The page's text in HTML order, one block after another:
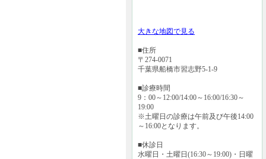
大きな地図で見る
■住所
〒274-0071
千葉県船橋市習志野5-1-9
■診療時間
9：00～12:00/14:00～16:00/16:30～
19:00
※土曜日の診療は午前及び午後14:00
～16:00となります。
■休診日
水曜日・土曜日(16:30～19:00)・日曜